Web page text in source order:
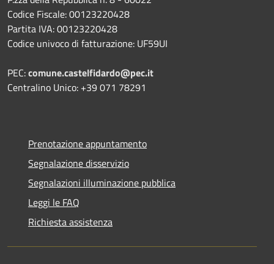
Codice Fiscale: 00123220428
Partita IVA: 00123220428
Codice univoco di fatturazione: UF59UI
PEC:comune.castelfidardo@pec.it
Centralino Unico: +39 071 78291
Prenotazione appuntamento
Segnalazione disservizio
Segnalazioni illuminazione pubblica
Leggi le FAQ
Richiesta assistenza